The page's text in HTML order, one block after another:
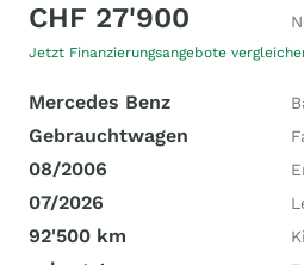
CHF 27'900
Jetzt Finanzierungsangebote
Mercedes Benz
Gebrauchtwagen
08/2006
07/2026
92'500 km